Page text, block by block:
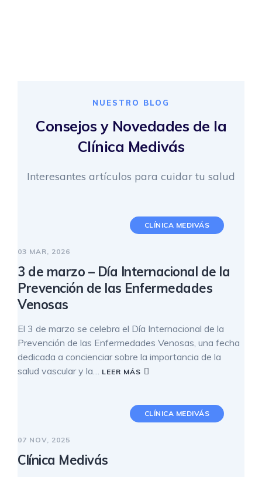
NUESTRO BLOG
Consejos y Novedades de la
Clínica Medivás
Interesantes artículos para cuidar tu salud
CLÍNICA MEDIVÁS
03 MAR, 2026
3 de marzo – Día Internacional de la
Prevención de las Enfermedades
Venosas
El 3 de marzo se celebra el Día Internacional de la
Prevención de las Enfermedades Venosas, una fecha
dedicada a concienciar sobre la importancia de la
salud vascular y la…
LEER MÁS
CLÍNICA MEDIVÁS
07 NOV, 2025
Clínica Medivás